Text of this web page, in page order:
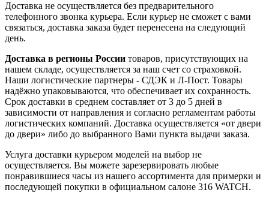
Доставка не осуществляется без предварительного
телефонного звонка курьера. Если курьер не сможет с вами
связаться, доставка заказа будет перенесена на следующий
день.
Доставка в регионы России товаров, присутствующих на
нашем складе, осуществляется за наш счет со страховкой.
Наши логистические партнеры - СДЭК и Л-Пост. Товары
надёжно упаковываются, что обеспечивает их сохранность.
Срок доставки в среднем составляет от 3 до 5 дней в
зависимости от направления и согласно регламентам работы
логистических компаний. Доставка осуществляется «от двери
до двери» либо до выбранного Вами пункта выдачи заказа.
Услуга доставки курьером моделей на выбор не
осуществляется. Вы можете зарезервировать любые
понравившиеся часы из нашего ассортимента для примерки и
последующей покупки в официальном салоне 316 WATCH.